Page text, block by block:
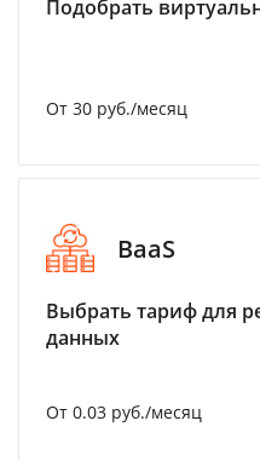
Подобрать
От 30 руб./месяц
BaaS
Выбрать тариф для
данных
От 0.03 руб./месяц